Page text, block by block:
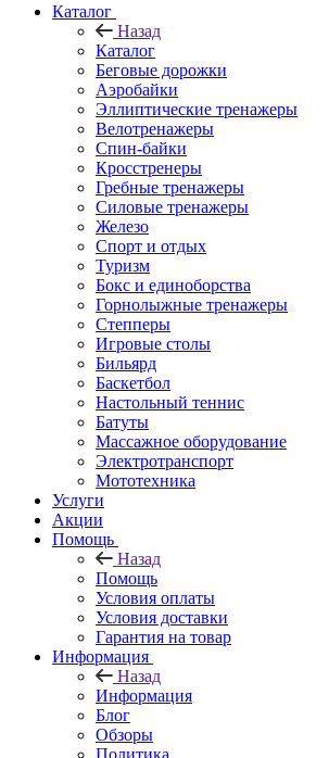
Каталог
Назад
Каталог
Беговые дорожки
Аэробайки
Эллиптические тренажеры
Велотренажеры
Спин-байки
Кросстренеры
Гребные тренажеры
Силовые тренажеры
Железо
Спорт и отдых
Туризм
Бокс и единоборства
Горнолыжные тренажеры
Степперы
Игровые столы
Бильярд
Баскетбол
Настольный теннис
Батуты
Массажное оборудование
Электротранспорт
Мототехника
Услуги
Акции
Помощь
Назад
Помощь
Условия оплаты
Условия доставки
Гарантия на товар
Информация
Назад
Информация
Блог
Обзоры
Политика